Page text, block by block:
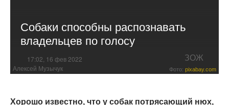
Собаки способны распознавать
владельцев по голосу
17:02, 16 фев 2022 ЗОЖ
Алексей Музычук Фото: pixabay.com
Хорошо известно, что у собак потрясающий нюх,